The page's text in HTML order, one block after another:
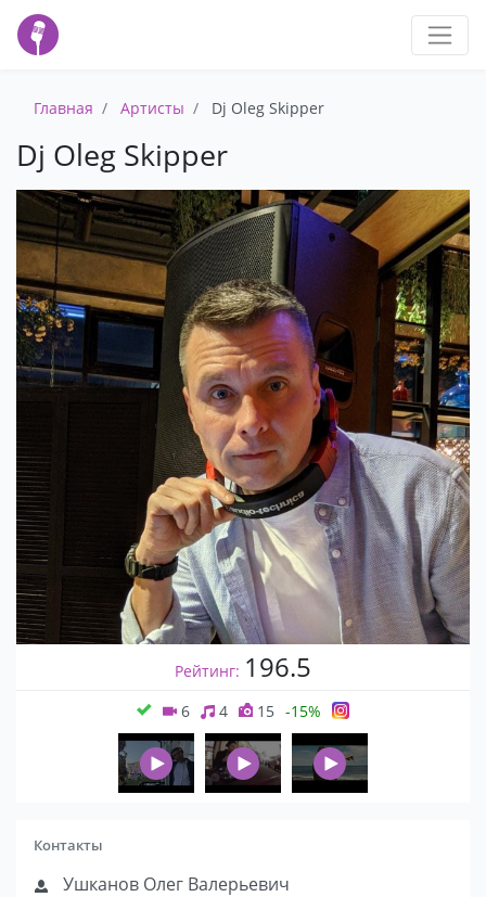
Главная Артисты Dj Oleg Skipper
Dj Oleg Skipper
Рейтинг: 196.5
6 4 15 -15%
Контакты
Ушканов Олег Валерьевич